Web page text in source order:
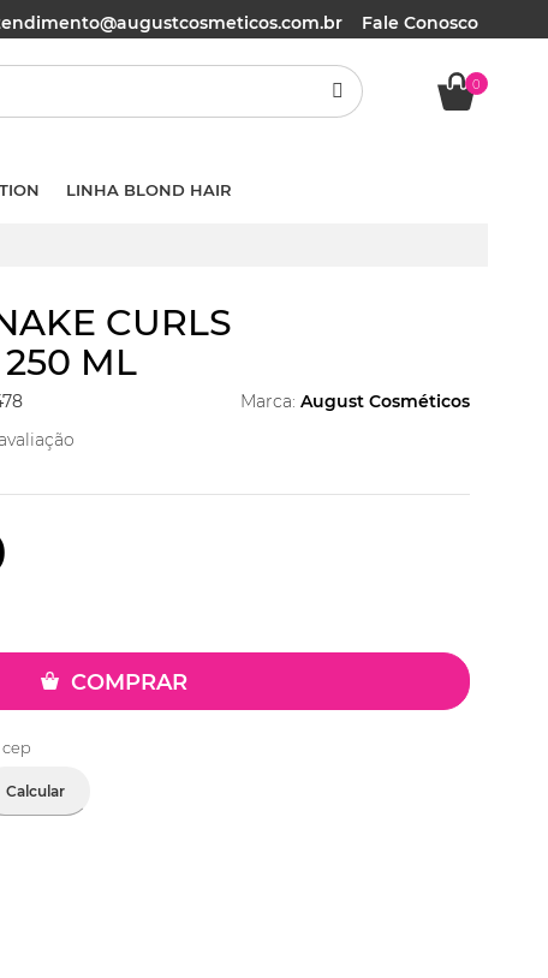
Fale Conosco
0
LINHA BLOND HAIR
CURLS
ML
Marca: August Cosméticos
COMPRAR
Calcular